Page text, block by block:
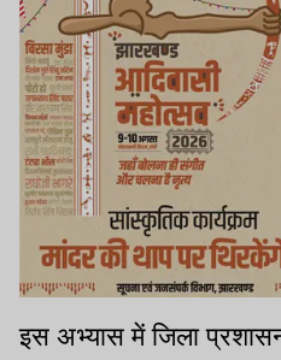
इस अभ्यास में जिला